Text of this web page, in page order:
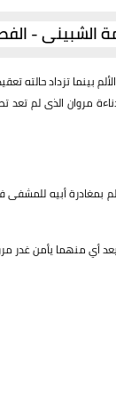
-
تزداد حالته
مروان الذى لم تعد
بمغادرة أبيه
أي منهما يأمن غدر